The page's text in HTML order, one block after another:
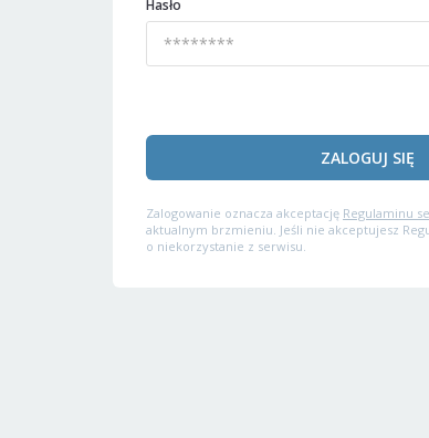
Hasło
ZALOGUJ SIĘ
Zalogowanie oznacza akceptację Regulaminu
aktualnym brzmieniu. Jeśli nie akceptujesz
o niekorzystanie z serwisu.